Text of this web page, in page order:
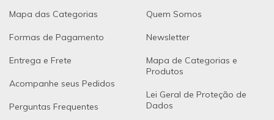
Mapa das Categorias
Formas de Pagamento
Entrega e Frete
Acompanhe seus Pedidos
Perguntas Frequentes
Quem Somos
Newsletter
Mapa de Categorias e
Produtos
Lei Geral de Proteção de
Dados